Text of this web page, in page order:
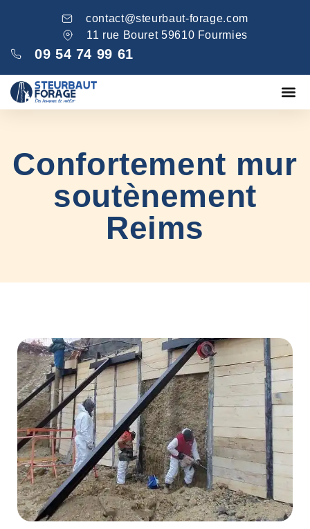
contact@steurbaut-forage.com
11 rue Bouret 59610 Fourmies
09 54 74 99 61
Confortement mur
soutènement
Reims